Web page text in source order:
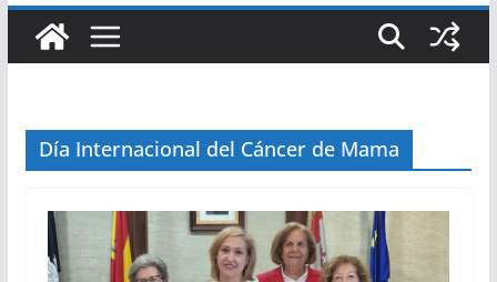
Día Internacional del Cáncer de Mama